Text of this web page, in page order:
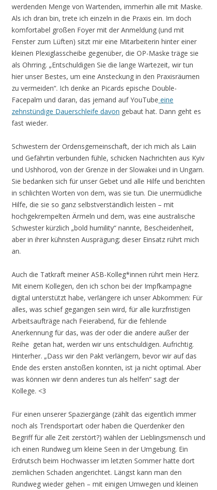
werdenden Menge von Wartenden, immerhin alle mit Maske.
Als ich dran bin, trete ich einzeln in die Praxis ein. Im doch
komfortabel großen Foyer mit der Anmeldung (und mit
Fenster zum Lüften) sitzt mir eine Mitarbeiterin hinter einer
kleinen Plexiglasscheibe gegenüber, die OP-Maske träge sie
als Ohrring. „Entschuldigen Sie die lange Wartezeit, wir tun
hier unser Bestes, um eine Ansteckung in den Praxisräumen
zu vermeiden“. Ich denke an Picards epische Double-
Facepalm und daran, das jemand auf YouTube eine
zehnstündige Dauerschleife davon gebaut hat. Dann geht es
fast wieder.
Schwestern der Ordensgemeinschaft, der ich mich als Laiin
und Gefährtin verbunden fühle, schicken Nachrichten aus Kyiv
und Ushhorod, von der Grenze in der Slowakei und in Ungarn.
Sie bedanken sich für unser Gebet und alle Hilfe und berichten
in schlichten Worten von dem, was sie tun. Die unermüdliche
Hilfe, die sie so ganz selbstverständlich leisten – mit
hochgekrempelten Ärmeln und dem, was eine australische
Schwester kürzlich „bold humility“ nannte, Bescheidenheit,
aber in ihrer kühnsten Ausprägung; dieser Einsatz rührt mich
an.
Auch die Tatkraft meiner ASB-Kolleg*innen rührt mein Herz.
Mit einem Kollegen, den ich schon bei der Impfkampagne
digital unterstützt habe, verlängere ich unser Abkommen: Für
alles, was schief gegangen sein wird, für alle kurzfristigen
Arbeitsaufträge nach Feierabend, für die fehlende
Anerkennung für das, was der oder die andere außer der
Reihe getan hat, werden wir uns entschuldigen. Aufrichtig.
Hinterher. „Dass wir den Pakt verlängern, bevor wir auf das
Ende des ersten anstoßen konnten, ist ja nicht optimal. Aber
was können wir denn anderes tun als helfen“ sagt der
Kollege. <3
Für einen unserer Spaziergänge (zählt das eigentlich immer
noch als Trendsportart oder haben die Querdenker den
Begriff für alle Zeit zerstört?) wählen der Lieblingsmensch und
ich einen Rundweg um kleine Seen in der Umgebung. Ein
Erdrutsch beim Hochwasser im letzten Sommer hatte dort
ziemlichen Schaden angerichtet. Längst kann man den
Rundweg wieder gehen – mit einigen Umwegen und kleinen